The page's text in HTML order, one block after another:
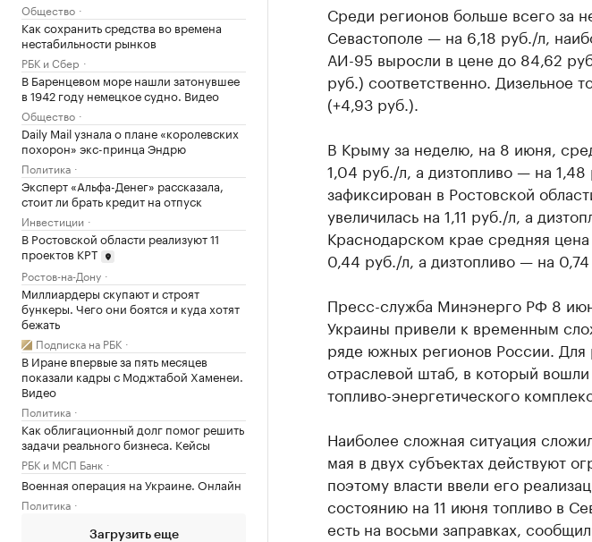
Общество
Как сохранить средства во времена
нестабильности рынков
РБК и Сбер
В Баренцевом море нашли затонувшее
в 1942 году немецкое судно. Видео
Общество
Daily Mail узнала о плане «королевских
похорон» экс-принца Эндрю
Политика
Эксперт «Альфа-Денег» рассказала,
стоит ли брать кредит на отпуск
Инвестиции
В Ростовской области реализуют 11
проектов КРТ
Ростов-на-Дону
Миллиардеры скупают и строят
бункеры. Чего они боятся и куда хотят
бежать
Подписка на РБК
В Иране впервые за пять месяцев
показали кадры с Моджтабой Хаменеи.
Видео
Политика
Как облигационный долг помог решить
задачи реального бизнеса. Кейсы
РБК и МСП Банк
Военная операция на Украине. Онлайн
Политика
Загрузить еще
Среди регионов больше всего за
Севастополе — на 6,18 руб./л,
АИ-95 выросли в цене до 84,62
руб.) соответственно. Дизельное
(+4,93 руб.).
В Крыму за неделю, на 8 июня,
1,04 руб./л, а дизтопливо — на
зафиксирован в Ростовской
увеличилась на 1,11 руб./л, а
Краснодарском крае средняя
0,44 руб./л, а дизтопливо — на 0,74
Пресс-служба Минэнерго РФ 8
Украины привели к временным
ряде южных регионов России.
отраслевой штаб, в который
топливо-энергетического
Наиболее сложная ситуация
мая в двух субъектах действуют
поэтому власти ввели его
состоянию на 11 июня топливо в
есть на восьми заправках, сообщил